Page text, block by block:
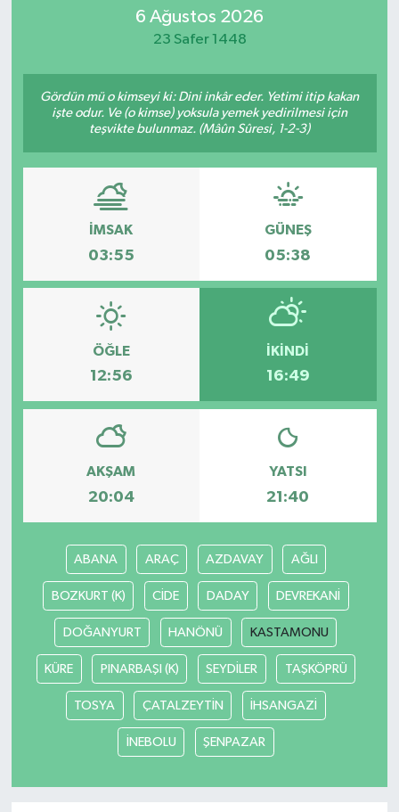
6 Ağustos 2026
23 Safer 1448
Gördün mü o kimseyi ki: Dini inkâr eder. Yetimi itip kakan
işte odur. Ve (o kimse) yoksula yemek yedirilmesi için
teşvikte bulunmaz. (Mâûn Sûresi, 1-2-3)
İMSAK
03:55
GÜNEŞ
05:38
ÖĞLE
12:56
İKINDI
16:49
AKŞAM
20:04
YATSI
21:40
ABANA ARAÇ AZDAVAY AĞLI
BOZKURT (K) CİDE DADAY DEVREKANİ
DOĞANYURT HANÖNÜ KASTAMONU
KÜRE PINARBAŞI (K) SEYDİLER TAŞKÖPRÜ
TOSYA ÇATALZEYTİN İHSANGAZİ
İNEBOLU ŞENPAZAR